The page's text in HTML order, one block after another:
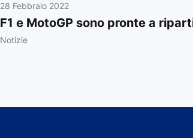
28 Febbraio 2022
F1 e MotoGP sono pronte a
Notizie